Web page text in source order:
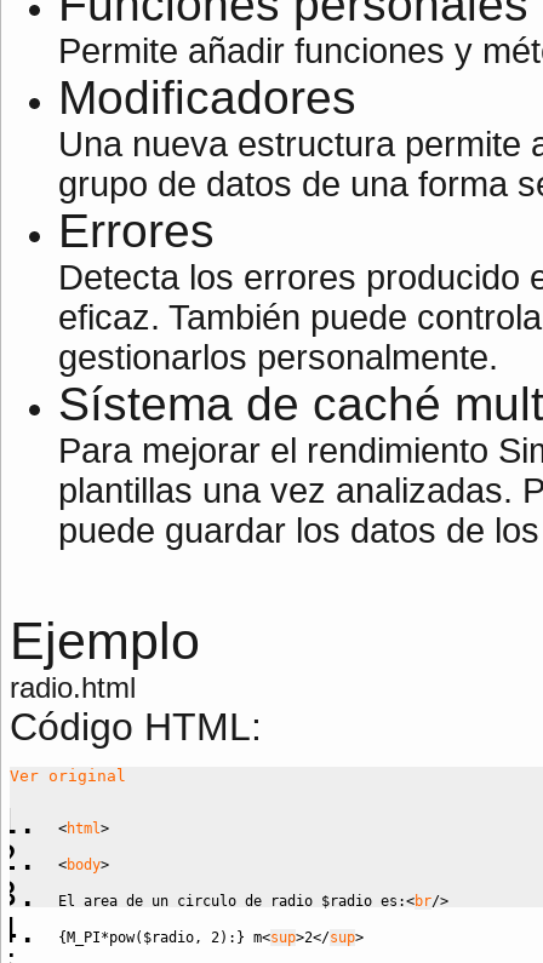
Permite añadir funciones y
Modificadores
Una nueva estructura permite
grupo de datos de una forma
Errores
Detecta los errores producido
eficaz. También puede
gestionarlos personalmente.
Sístema de caché
Para mejorar el rendimiento
plantillas una vez analizadas.
puede guardar los datos de
Ejemplo
radio.html
Código HTML:
Ver original
<html>
<body>
El area de un circulo de radio $radio es:<br/>
{M_PI*pow($radio, 2):} m<sup>2</sup>